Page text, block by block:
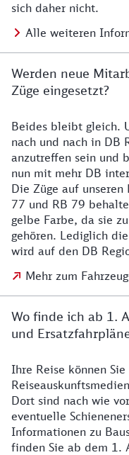
sich daher nicht.
Alle weiteren
Werden neue
Züge eingesetzt?
Details zu den
Beides bleibt gleich.
nach und nach in DB
anzutreffen sein und
nun mit mehr DB
Die Züge auf
77 und RB 79
gelbe Farbe, da sie
gehören. Lediglich
wird auf den DB
Mehr zum
Wo finde ich ab 1.
und
Details zu Baustelle
Ihre Reise können
Dort sind nach wie
eventuelle
Informationen zu
finden Sie ab dem 1.